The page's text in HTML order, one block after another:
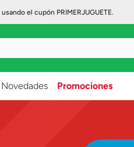
el cupón PRIMERJUGUETE.
Novedades Promociones